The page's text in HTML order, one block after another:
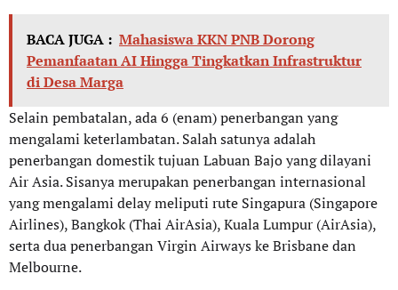
BACA JUGA : Mahasiswa KKN PNB Dorong
Pemanfaatan AI Hingga Tingkatkan Infrastruktur
di Desa Marga
Selain pembatalan, ada 6 (enam) penerbangan yang
mengalami keterlambatan. Salah satunya adalah
penerbangan domestik tujuan Labuan Bajo yang dilayani
Air Asia. Sisanya merupakan penerbangan internasional
yang mengalami delay meliputi rute Singapura (Singapore
Airlines), Bangkok (Thai AirAsia), Kuala Lumpur (AirAsia),
serta dua penerbangan Virgin Airways ke Brisbane dan
Melbourne.